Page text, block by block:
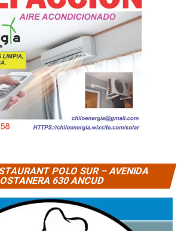
POLO SUR – AVENIDA
630 ANCUD